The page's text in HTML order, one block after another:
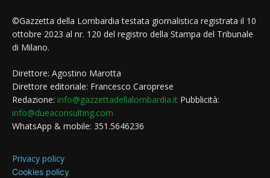
©Gazzetta della Lombardia testata giornalistica registrata il 10
ottobre 2023 al nr. 120 del registro della Stampa del Tribunale
di Milano.
Direttore: Agostino Marotta
Direttore editoriale: Francesco Caroprese
Redazione: info@gazzettadellalombardia.it Pubblicità:
info@dueaconsulting.com
WhatsApp & mobile: 351.5646236
Privacy policy
Cookies policy